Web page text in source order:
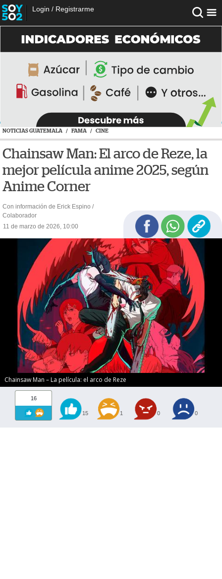
Login / Registrarme
NOTICIAS GUATEMALA / FAMA / CINE
Chainsaw Man: El arco de Reze, la
mejor película anime 2025, según
Anime Corner
Con información de Erick Espino /
Colaborador
11 de marzo de 2026, 10:00
Chainsaw Man – La película: el arco de Reze
16
15 1 0 0